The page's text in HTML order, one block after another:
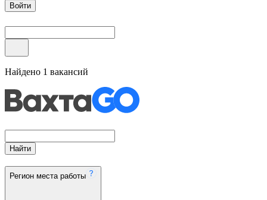
Войти
Найдено 1 вакансий
Найти
Регион места работы